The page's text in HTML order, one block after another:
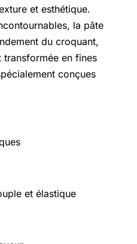
et esthétique.
la pâte
du croquant,
transformée en fines
conçues
et élastique